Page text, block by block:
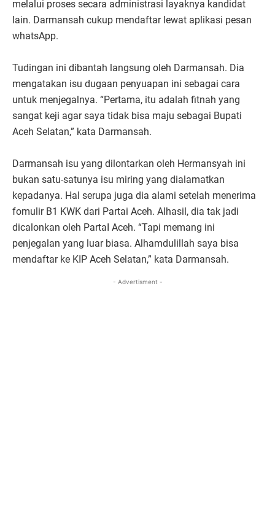
melalui proses secara administrasi layaknya kandidat
lain. Darmansah cukup mendaftar lewat aplikasi pesan
whatsApp.
Tudingan ini dibantah langsung oleh Darmansah. Dia
mengatakan isu dugaan penyuapan ini sebagai cara
untuk menjegalnya. “Pertama, itu adalah fitnah yang
sangat keji agar saya tidak bisa maju sebagai Bupati
Aceh Selatan,” kata Darmansah.
Darmansah isu yang dilontarkan oleh Hermansyah ini
bukan satu-satunya isu miring yang dialamatkan
kepadanya. Hal serupa juga dia alami setelah menerima
fomulir B1 KWK dari Partai Aceh. Alhasil, dia tak jadi
dicalonkan oleh PartaI Aceh. “Tapi memang ini
penjegalan yang luar biasa. Alhamdulillah saya bisa
mendaftar ke KIP Aceh Selatan,” kata Darmansah.
- Advertisment -